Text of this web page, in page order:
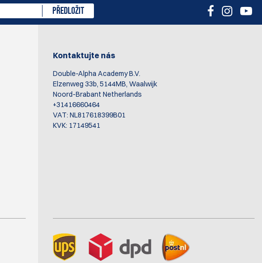
PŘEDLOŽIT
Kontaktujte nás
Double-Alpha Academy B.V.
Elzenweg 33b, 5144MB, Waalwijk
Noord-Brabant Netherlands
+31416660464
VAT: NL817618399B01
KVK: 17149541